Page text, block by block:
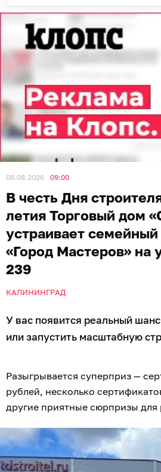
08.08.2026 09:00
В честь Дня
летия Торговый дом
устраивает
«Город Мастеров» на
239
КАЛИНИНГРАД
У вас появится реальный
или запустить масштабную
Разыгрывается суперприз —
рублей, несколько
другие приятные сюрпризы для